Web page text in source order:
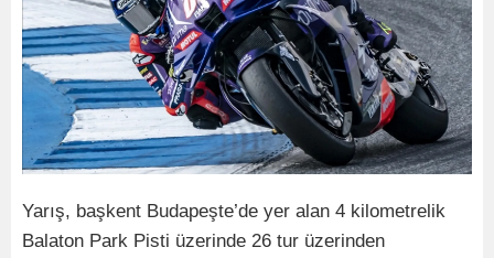
Yarış, başkent Budapeşte’de yer alan 4 kilometrelik
Balaton Park Pisti üzerinde 26 tur üzerinden